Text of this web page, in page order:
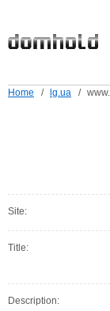
Home / lg.ua /
Site:
Title:
Description: